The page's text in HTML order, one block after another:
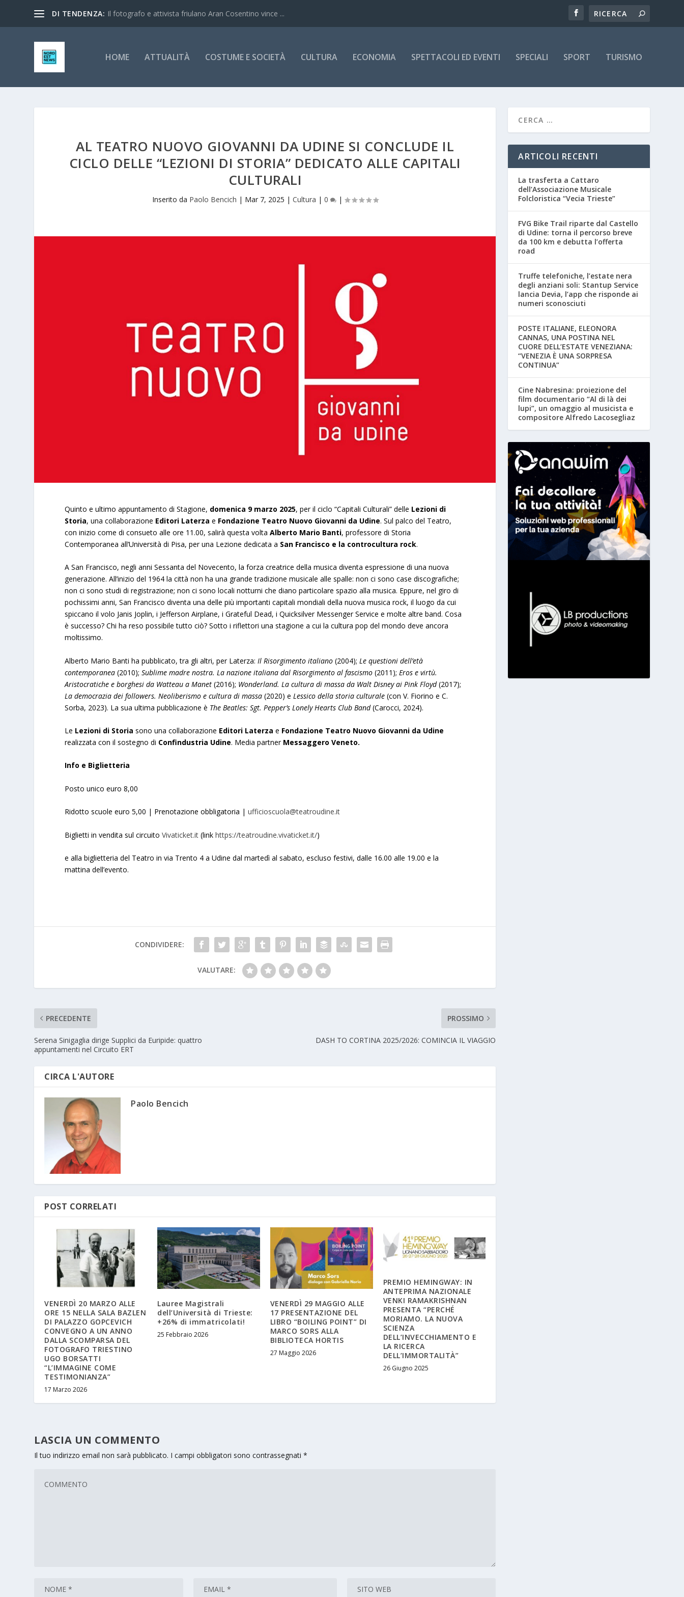
DI TENDENZA: Il fotografo e attivista friulano Aran Cosentino vince ...
HOME ATTUALITÀ COSTUME E SOCIETÀ CULTURA ECONOMIA SPETTACOLI ED EVENTI SPECIALI SPORT TURISMO
AL TEATRO NUOVO GIOVANNI DA UDINE SI CONCLUDE IL
CICLO DELLE “LEZIONI DI STORIA” DEDICATO ALLE CAPITALI
CULTURALI
Inserito da Paolo Bencich | Mar 7, 2025 | Cultura | 0 |
Quinto e ultimo appuntamento di Stagione, domenica 9 marzo 2025, per il ciclo “Capitali Culturali” delle Lezioni di
Storia, una collaborazione Editori Laterza e Fondazione Teatro Nuovo Giovanni da Udine. Sul palco del Teatro,
con inizio come di consueto alle ore 11.00, salirà questa voltaAlberto Mario Banti, professore di Storia
Contemporanea all’Università di Pisa, per una Lezione dedicata a San Francisco e la controcultura rock.
A San Francisco, negli anni Sessanta del Novecento, la forza creatrice della musica diventa espressione di una nuova
generazione. All’inizio del 1964 la città non ha una grande tradizione musicale alle spalle: non ci sono case discografiche;
non ci sono studi di registrazione; non ci sono locali notturni che diano particolare spazio alla musica. Eppure, nel giro di
pochissimi anni, San Francisco diventa una delle più importanti capitali mondiali della nuova musica rock, il luogo da cui
spiccano il volo Janis Joplin, i Jefferson Airplane, i Grateful Dead, i Quicksilver Messenger Service e molte altre band. Cosa
è successo? Chi ha reso possibile tutto ciò? Sotto i riflettori una stagione a cui la cultura pop del mondo deve ancora
moltissimo.
Alberto Mario Banti ha pubblicato, tra gli altri, per Laterza: Il Risorgimento italiano (2004); Le questioni dell’età
contemporanea (2010);Sublime madre nostra. La nazione italiana dal Risorgimento al fascismo (2011); Eros e virtù.
Aristocratiche e borghesi da Watteau a Manet (2016); Wonderland. La cultura di massa da Walt Disney ai Pink Floyd(2017);
La democrazia dei followers. Neoliberismo e cultura di massa (2020) e Lessico della storia culturale (con V. Fiorino e C.
Sorba, 2023). La sua ultima pubblicazione è The Beatles: Sgt. Pepper’s Lonely Hearts Club Band(Carocci, 2024).
Le Lezioni di Storia sono una collaborazione Editori Laterza e Fondazione Teatro Nuovo Giovanni da Udine
realizzata con il sostegno di Confindustria Udine. Media partner Messaggero Veneto.
Info e Biglietteria
Posto unico euro 8,00
Ridotto scuole euro 5,00 | Prenotazione obbligatoria |ufficioscuola@teatroudine.it
Biglietti in vendita sul circuito Vivaticket.it(linkhttps://teatroudine.vivaticket.it/)
e alla biglietteria del Teatro in via Trento 4 a Udine dal martedì al sabato, escluso festivi, dalle 16.00 alle 19.00 e la
mattina dell’evento.
CONDIVIDERE:
VALUTARE:
PRECEDENTE
Serena Sinigaglia dirige Supplici da Euripide: quattro
appuntamenti nel Circuito ERT
PROSSIMO
DASH TO CORTINA 2025/2026: COMINCIA IL VIAGGIO
CIRCA L'AUTORE
Paolo Bencich
POST CORRELATI
VENERDÌ 20 MARZO ALLE
ORE 15 NELLA SALA BAZLEN
DI PALAZZO GOPCEVICH
CONVEGNO A UN ANNO
DALLA SCOMPARSA DEL
FOTOGRAFO TRIESTINO
UGO BORSATTI
“L’IMMAGINE COME
TESTIMONIANZA”
17 Marzo 2026
Lauree Magistrali
dell’Università di Trieste:
+26% di immatricolati!
25 Febbraio 2026
VENERDÌ 29 MAGGIO ALLE
17 PRESENTAZIONE DEL
LIBRO “BOILING POINT” DI
MARCO SORS ALLA
BIBLIOTECA HORTIS
27 Maggio 2026
PREMIO HEMINGWAY: IN
ANTEPRIMA NAZIONALE
VENKI RAMAKRISHNAN
PRESENTA “PERCHÉ
MORIAMO. LA NUOVA
SCIENZA
DELL’INVECCHIAMENTO E
LA RICERCA
DELL’IMMORTALITÀ”
26 Giugno 2025
LASCIA UN COMMENTO
Il tuo indirizzo email non sarà pubblicato. I campi obbligatori sono contrassegnati*
ARTICOLI RECENTI
La trasferta a Cattaro
dell’Associazione Musicale
Folcloristica “Vecia Trieste”
FVG Bike Trail riparte dal Castello
di Udine: torna il percorso breve
da 100 km e debutta l’offerta
road
Truffe telefoniche, l’estate nera
degli anziani soli: Stantup Service
lancia Devia, l’app che risponde ai
numeri sconosciuti
POSTE ITALIANE, ELEONORA
CANNAS, UNA POSTINA NEL
CUORE DELL’ESTATE VENEZIANA:
“VENEZIA È UNA SORPRESA
CONTINUA”
Cine Nabresina: proiezione del
film documentario “Al di là dei
lupi”, un omaggio al musicista e
compositore Alfredo Lacosegliaz